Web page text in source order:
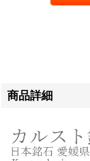
商品詳細